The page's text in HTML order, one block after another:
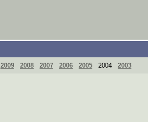
2009 2008 2007 2006 2005 2004 2003